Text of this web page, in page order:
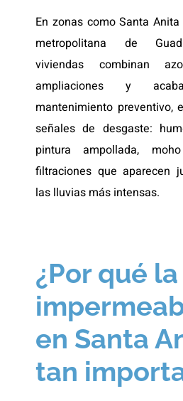
En zonas como Santa
metropolitana de
viviendas combinan
ampliaciones y
mantenimiento preventivo,
señales de desgaste:
pintura ampollada,
filtraciones que aparecen
las lluvias más intensas.
¿Por qué la
en Santa
tan